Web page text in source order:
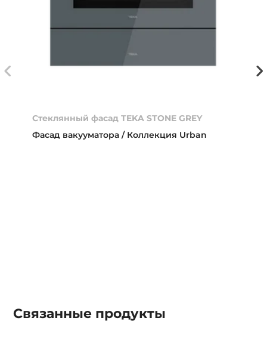
Стеклянный фасад TEKA STONE GREY
Фасад вакууматора / Коллекция Urban
Связанные продукты